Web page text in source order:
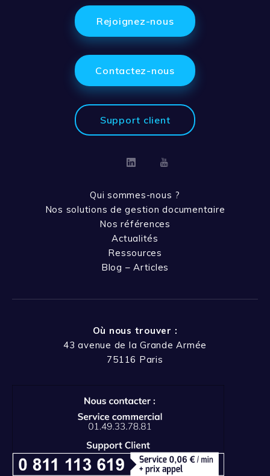
Rejoignez-nous
Contactez-nous
Support client
LinkedinYoutube
Qui sommes-nous ?
Nos solutions de gestion documentaire
Nos références
Actualités
Ressources
Blog – Articles
Où nous trouver :
43 avenue de la Grande Armée
75116 Paris